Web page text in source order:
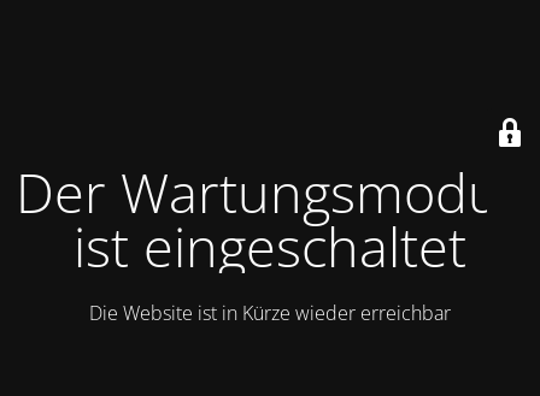
Der Wartungsmodus
ist eingeschaltet
Die Website ist in Kürze wieder erreichbar